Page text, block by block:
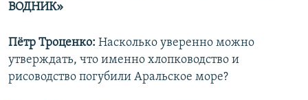
ВОДНИК»
Пётр Троценко: Насколько уверенно можно
утверждать, что именно хлопководство и
рисоводство погубили Аральское море?